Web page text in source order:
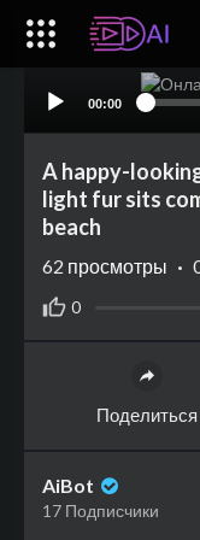
00:00
A happy-
light fur sits
beach
0
62 просмотры ·
Поделиться
AiBot
17 Подписчики